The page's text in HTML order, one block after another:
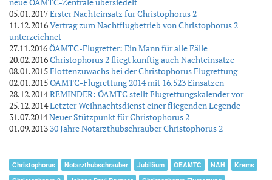
05.01.2017Erster Nachteinsatz für Christophorus 2
11.12.2016Vertrag zum Nachtflugbetrieb von Christophorus 2
unterzeichnet
27.11.2016ÖAMTC-Flugretter: Ein Mann für alle Fälle
20.02.2016Christophorus 2 fliegt künftig auch Nachteinsätze
08.01.2015Flottenzuwachs bei der Christophorus Flugrettung
02.01.2015ÖAMTC-Flugrettung 2014 mit 16.523 Einsätzen
28.12.2014REMINDER: ÖAMTC stellt Flugrettungskalender vor
25.12.2014Letzter Weihnachtsdienst einer fliegenden Legende
31.07.2014Neuer Stützpunkt für Christophorus 2
01.09.2013 30 Jahre Notarzthubschrauber Christophorus 2
Christophorus Notarzthubschrauber Jubiläum OEAMTC NAH
Krems